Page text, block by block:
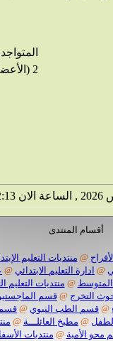
2 (الأعضاء 0 والزوار 2)
أقسام المنتدى
@ منتديات التعليم
@ ادارة التعليم الابتدائي @
المتوسط @ منتديات التعليم
التخرج @ قسم الماجستير
@ قسم الطب النبوي @ قسم
@ مطبخ العائلـــة @
محو الأمية @ منتديات